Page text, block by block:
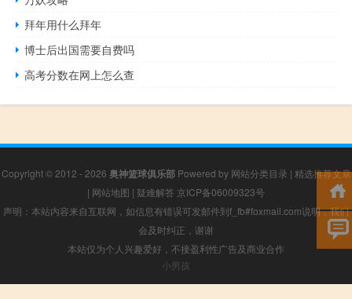
拜年用什么拜年
博士后出国需要自费吗
高考分数在网上怎么查
Copyright © 2012 - 2026 奥神篮球俱乐部Powered by 网站分类目录 | 精选推荐文章
| 网站地图 | 疑难解答 京ICP备06009323号
声明：本站内容来自互联网，如信息有错误可发邮件到f_fb#foxmail.com说明，我们
会及时纠正，谢谢
本站仅为个人兴趣爱好，不接盈利性广告及商业合作
小男孩